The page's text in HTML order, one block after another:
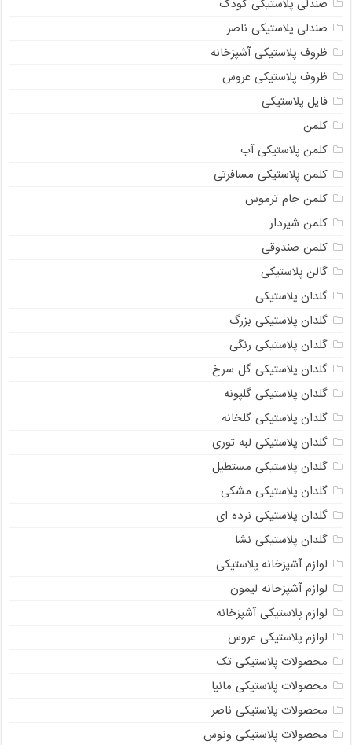
صندلی پلاستیکی کودک
صندلی پلاستیکی ناصر
ظروف پلاستیکی آشپزخانه
ظروف پلاستیکی عروس
فایل پلاستیکی
کلمن
کلمن پلاستیکی آب
کلمن پلاستیکی مسافرتی
کلمن جام ترموس
کلمن شیردار
کلمن صندوقی
گالن پلاستیکی
گلدان پلاستیکی
گلدان پلاستیکی بزرگ
گلدان پلاستیکی رنگی
گلدان پلاستیکی گل سرخ
گلدان پلاستیکی گلپونه
گلدان پلاستیکی گلخانه
گلدان پلاستیکی لبه توری
گلدان پلاستیکی مستطیل
گلدان پلاستیکی مشکی
گلدان پلاستیکی نرده ای
گلدان پلاستیکی نشا
لوازم آشپزخانه پلاستیکی
لوازم آشپزخانه لیمون
لوازم پلاستیکی آشپزخانه
لوازم پلاستیکی عروس
محصولات پلاستیکی تک
محصولات پلاستیکی مانیا
محصولات پلاستیکی ناصر
محصولات پلاستیکی ونوس